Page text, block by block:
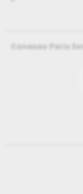
Conexao Paris